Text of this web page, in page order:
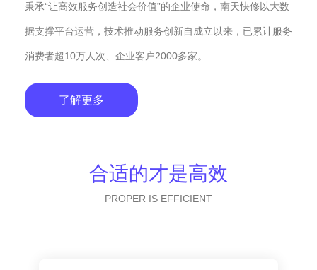
秉承“让高效服务创造社会价值”的企业使命，南天快修以大数
据支撑平台运营，技术推动服务创新自成立以来，已累计服务
消费者超10万人次、企业客户2000多家。
了解更多
合适的才是高效
PROPER IS EFFICIENT